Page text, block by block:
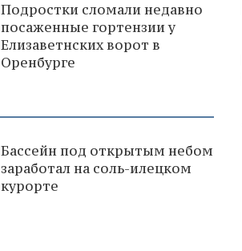
Подростки сломали недавно
посаженные гортензии у
Елизаветнских ворот в
Оренбурге
Бассейн под открытым небом
заработал на соль-илецком
курорте